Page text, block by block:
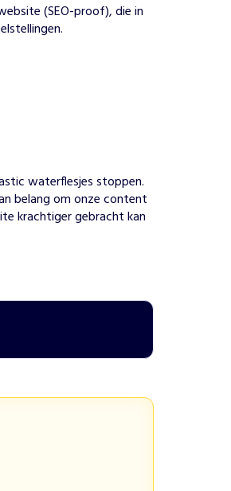
(SEO-proof), die in
waterflesjes stoppen.
belang om onze content
krachtiger gebracht kan